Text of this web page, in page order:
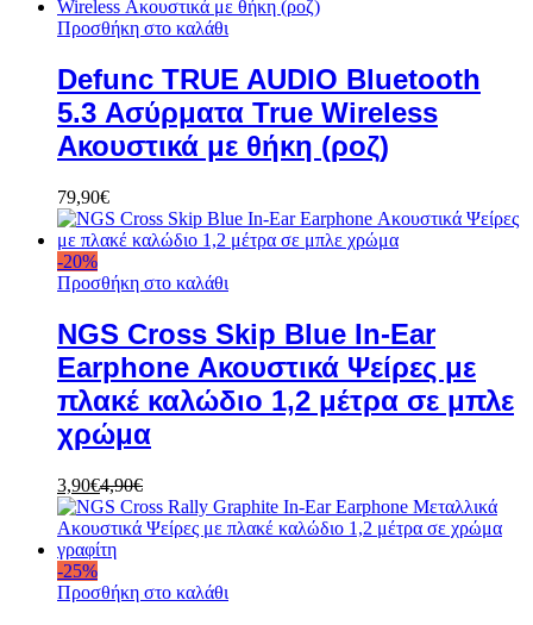
Προσθήκη στο καλάθι
Defunc TRUE AUDIO Bluetooth
5.3 Ασύρματα True Wireless
Ακουστικά με θήκη (ροζ)
79,90€
-20%
Προσθήκη στο καλάθι
NGS Cross Skip Blue In-Ear
Earphone Ακουστικά Ψείρες με
πλακέ καλώδιο 1,2 μέτρα σε μπλε
χρώμα
3,90€4,90€
-25%
Προσθήκη στο καλάθι